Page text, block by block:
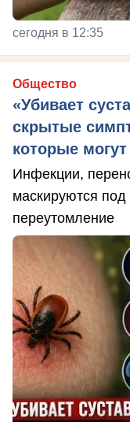
сегодня в 12:35
Общество
«Убивает
скрытые
которые
Инфекции,
маскируются
переутомление